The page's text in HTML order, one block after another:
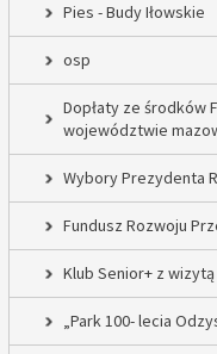
Pies - Budy Iłowskie
osp
Dopłaty ze środków
województwie
Wybory Prezydenta
Fundusz Rozwoju
Klub Senior+ z
„Park 100- lecia